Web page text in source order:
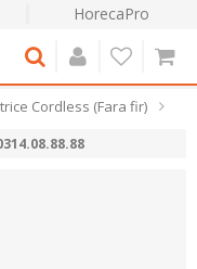
HorecaPro
Cordless (Fara fir)